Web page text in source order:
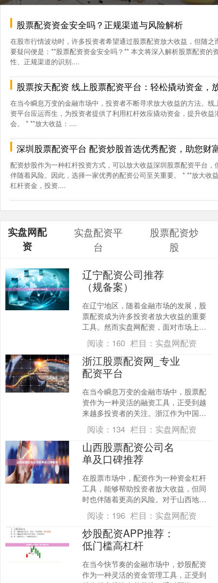
股票配资资金安全吗？正规渠道与风险解析
在股市行情波动时，许多投资者希望通过股票配资放大收益，但随之
要疑问便是：**股票配资资金安全吗？** 本文将深入解析股票配资的
性、正规渠道的识别....
股票按天配资 线上股票配资平台：轻松撬动资金，
在当今瞬息万变的金融市场中，投资者不断寻求放大收益的方法。线
资平台应运而生，为投资者提供了利用杠杆效应撬动资金，提升收益
会。 * **放大收益：....
深圳股票配资平台 配资炒股首选优秀配资，助您财
配资炒股作为一种杠杆投资方式，可以放大收益深圳股票配资平台，
伴随着风险。因此，选择一家优秀的配资公司至关重要。 * **放大收
杠杆资金，投资....
实盘网配
资
实盘配资平
台
股票配资炒
股
辽宁配资公司推荐
（规备案）
在辽宁地区，随着金融市场的发展，股
票配资成为许多投资者放大收益的重要
工具。然而实盘网配资，面对市场上众
多的配资公司，如何选择一家正规、安
全、符合监管要求的平台，....
阅读： 160 栏目： 实盘网配资
浙江股票配资网_专业
配资平台
在当今瞬息万变的金融市场中，股票配
资作为一种灵活的融资工具，正受到越
来越多投资者的关注。浙江作为中国经
济活跃的省份之一，其股票配资市场也
呈现出蓬勃发展的态势。浙....
阅读： 134 栏目： 实盘网配资
山西股票配资公司名
单及口碑推荐
在股票市场中，配资作为一种资金杠杆
工具，能够帮助投资者放大收益，但同
时也伴随着更高的风险。对于山西地区
的投资者而言，选择一家合法、稳健、
口碑良好的配资公司至关重....
阅读： 196 栏目： 实盘网配资
炒股配资APP推荐：
低门槛高杠杆
在当今快节奏的金融市场中，炒股配资
作为一种灵活的资金管理工具，正受到